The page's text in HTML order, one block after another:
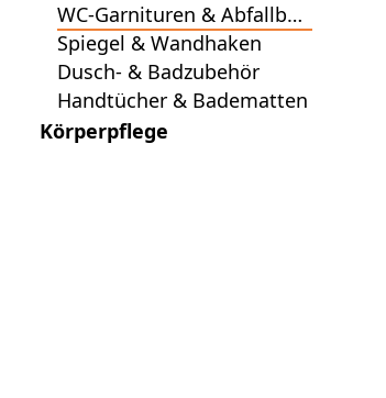
WC-Garnituren & Abfallbeh
älter
Spiegel & Wandhaken
Dusch- & Badzubehör
Handtücher & Badematten
Körperpflege